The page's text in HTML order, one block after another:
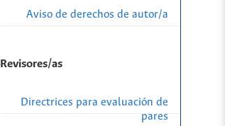
Aviso de derechos de autor/a
Revisores/as
Directrices para evaluación de
pares